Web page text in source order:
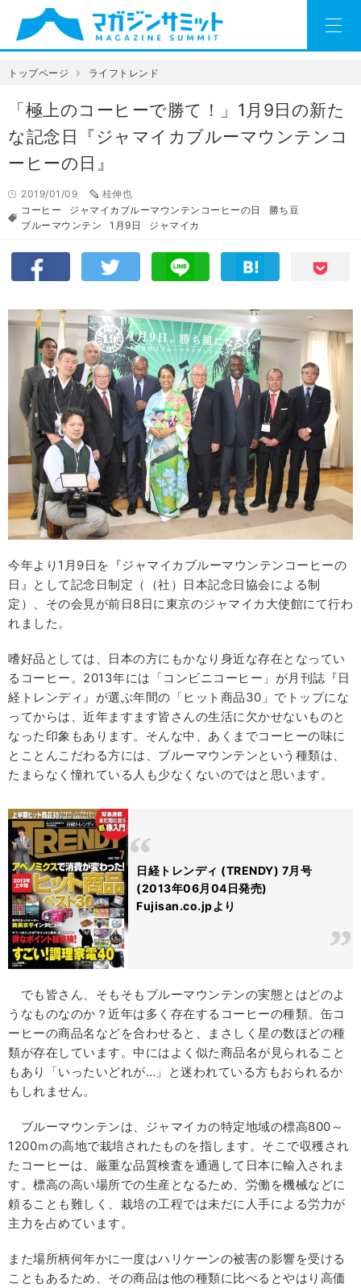
トップページ ライフトレンド
「極上のコーヒーで勝て！」1月9日の新た
な記念日『ジャマイカブルーマウンテンコ
ーヒーの日』
2019/01/09
桂伸也
コーヒー
ジャマイカブルーマウンテンコーヒーの日
勝ち豆
ブルーマウンテン
1月9日 ジャマイカ
今年より1月9日を『ジャマイカブルーマウンテンコーヒーの
日』として記念日制定（（社）日本記念日協会による制
定）、その会見が前日8日に東京のジャマイカ大使館にて行わ
れました。
嗜好品としては、日本の方にもかなり身近な存在となってい
るコーヒー。2013年には「コンビニコーヒー」が月刊誌『日
経トレンディ』が選ぶ年間の「ヒット商品30」でトップにな
ってからは、近年ますます皆さんの生活に欠かせないものと
なった印象もあります。そんな中、あくまでコーヒーの味に
とことんこだわる方には、ブルーマウンテンという種類は、
たまらなく憧れている人も少なくないのではと思います。
日経トレンディ (TRENDY) 7月号
(2013年06月04日発売)
Fujisan.co.jpより
でも皆さん、そもそもブルーマウンテンの実態とはどのよ
うなものなのか？近年は多く存在するコーヒーの種類。缶コ
ーヒーの商品名などを合わせると、まさしく星の数ほどの種
類が存在しています。中にはよく似た商品名が見られること
もあり「いったいどれが…」と迷われている方もおられるか
もしれません。
ブルーマウンテンは、ジャマイカの特定地域の標高800～
1200ｍの高地で栽培されたものを指します。そこで収穫され
たコーヒーは、厳重な品質検査を通過して日本に輸入されま
す。標高の高い場所での生産となるため、労働を機械などに
頼ることも難しく、栽培の工程では未だに人手による労力が
主力を占めています。
また場所柄何年かに一度はハリケーンの被害の影響を受ける
こともあるため、その商品は他の種類に比べるとやはり高価